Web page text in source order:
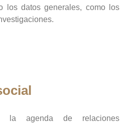
los datos generales, como los
la agenda de relaciones